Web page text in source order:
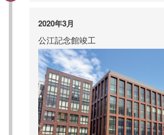
2020年3月
公江記念館竣工